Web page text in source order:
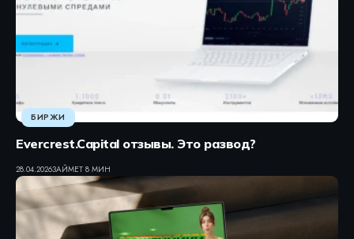
БИРЖИ
Evercrest.Capital отзывы. Это развод?
28.04.2026ЗАЙМЕТ 8 МИН